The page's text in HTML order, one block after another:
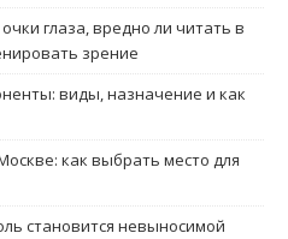
глаза, вредно ли читать в
зрение
виды, назначение и как
как выбрать место для
становится невыносимой